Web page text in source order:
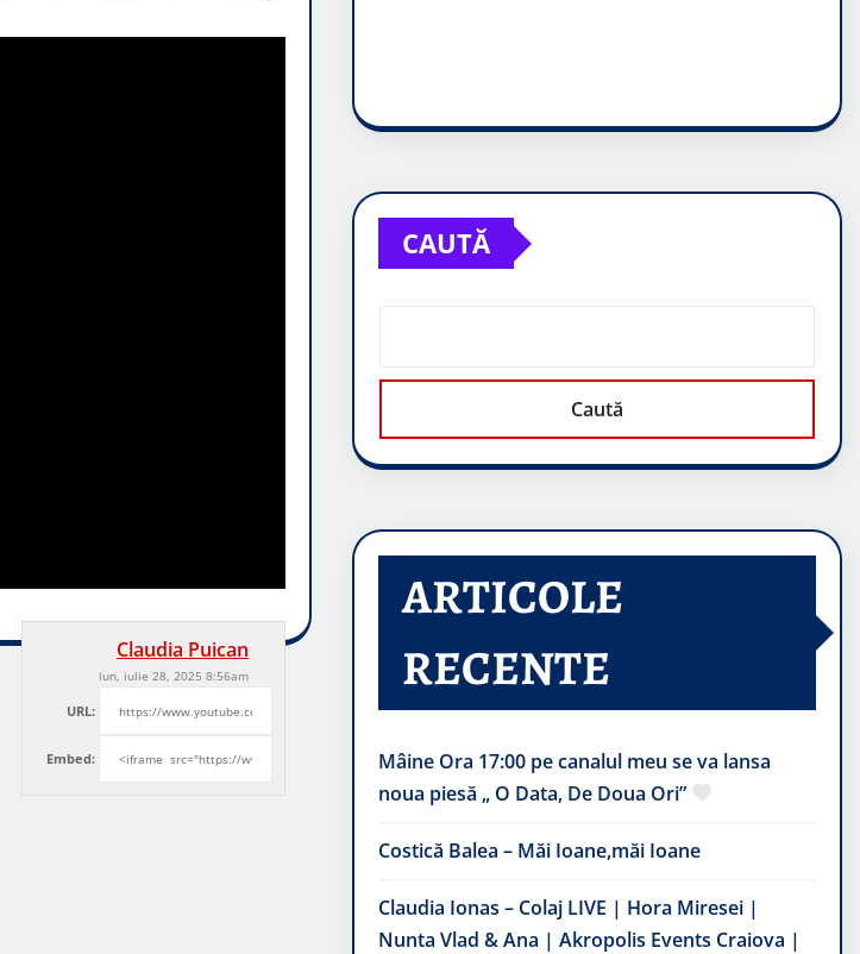
Claudia Puican
lun, iulie 28, 2025 8:56am
URL:
Embed:
CAUTĂ
Caută
ARTICOLE
RECENTE
Mâine Ora 17:00 pe canalul meu se va lansa
noua piesă „ O Data, De Doua Ori”
Costică Balea – Măi Ioane,măi Ioane
Claudia Ionas – Colaj LIVE | Hora Miresei |
Nunta Vlad & Ana | Akropolis Events Craiova |